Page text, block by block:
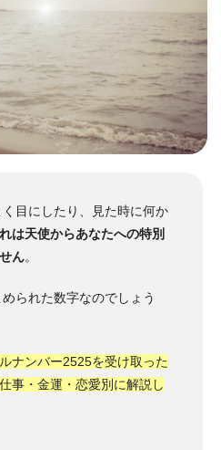
く目にしたり、見た時に何か
は天使からあなたへの特別
ん。
られた数字なのでしょう
ナンバー2525を受け取った
事・金運・恋愛別に解説し